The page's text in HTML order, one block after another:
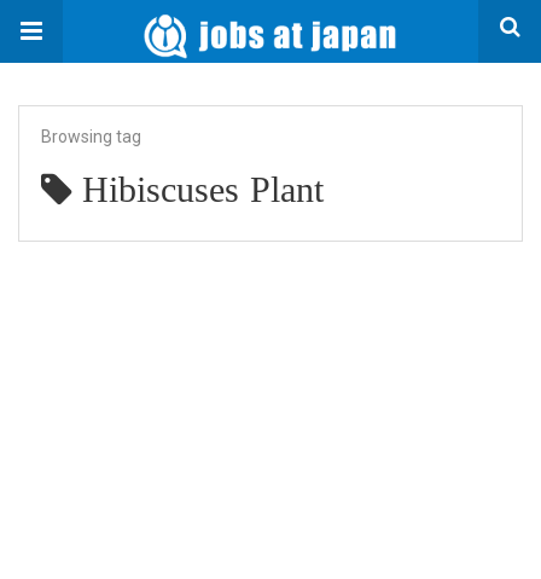
Browsing tag
Hibiscuses Plant